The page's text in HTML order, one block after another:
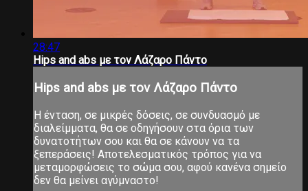
28:47
Hips and abs με τον Λάζαρο Πάντο
Hips and abs με τον Λάζαρο Πάντο
Η ένταση, σε μικρές δόσεις, σε συνδυασμό με
διαλείμματα, θα σε οδηγήσουν στα όρια των
δυνατοτήτων σου και θα σε κάνουν να τα
ξεπεράσεις! Αποτελεσματικός τρόπος για να
μεταμορφώσεις το σώμα σου, αφού κανένα σημείο
δεν θα μείνει αγύμναστο!